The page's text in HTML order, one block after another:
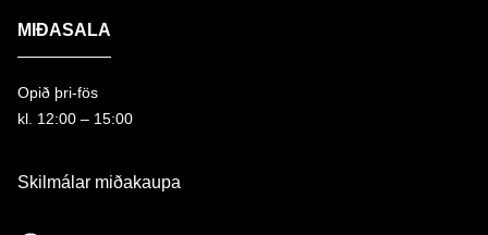
MIÐASALA
Opið þri-fös
kl. 12:00 – 15:00
Skilmálar miðakaupa